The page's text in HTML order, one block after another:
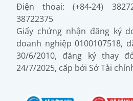
Điện thoại: (+84-24)
38722375
Giấy chứng nhận đăng ký
doanh nghiệp 0100107518,
30/6/2010, đăng ký thay
24/7/2025, cấp bởi Sở Tài